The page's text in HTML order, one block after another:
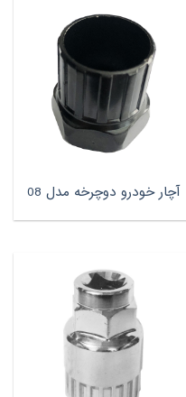
آچار خودرو دوچرخه مدل 08